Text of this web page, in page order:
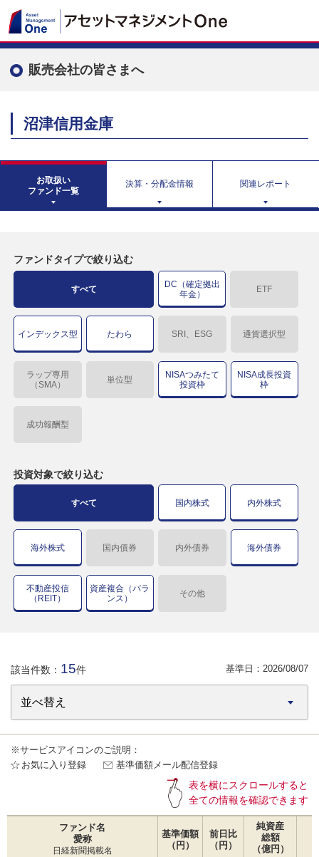
販売会社の皆さまへ
沼津信用金庫
お取扱い
ファンド一覧
決算・分配金情報 関連レポート
ファンドタイプで絞り込む
すべて
DC（確定拠出
年金）
ETF
インデックス型 たわら SRI、ESG 通貨選択型
ラップ専用
（SMA）
単位型
NISAつみたて
投資枠
NISA成長投資
枠
成功報酬型
投資対象で絞り込む
すべて 国内株式 内外株式
海外株式 国内債券 内外債券 海外債券
不動産投信
（REIT）
資産複合（バラ
ンス）
その他
該当件数： 15件 基準日： 2026/08/07
※サービスアイコンのご説明：
お気に入り登録
基準価額メール配信登録
表を横にスクロールすると
全ての情報を確認できます
ファンド名
愛称
日経新聞掲載名
基準価額
（円）
前日比
（円）
純資産
総額
（億円）